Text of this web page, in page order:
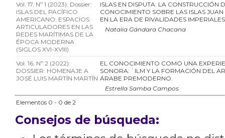
Vol. 17, Nº 1 (2023): Dossier:
ISLAS DEL PACÍFICO
AMERICANO: ESPACIOS
ARTICULADORES EN LAS
REDES MARÍTIMAS DE LA
ÉPOCA MODERNA
(SIGLOS XVI-XVIII)
ISLAS EN DISPUTA: LA CONSTRUCCIÓN
CONOCIMIENTO SOBRE LAS ISLAS
EN LA ERA DE RIVALIDADES IMPERIALES
Natalia Gándara Chacana
Vol. 16, Nº 2 (2022):
DOSSIER: HOMENAJE A
JOSÉ LUIS MARTÍN MARTÍN
EL CONOCIMIENTO COMO UNA
SONORA: ʿILM Y LA FORMACIÓN DEL
ÁRABE PREMODERNO.
Estrella Samba Campos
Elementos 0 - 0 de 2
Consejos de búsqueda: